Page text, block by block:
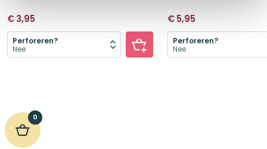
€3,95
Perforeren?
€ 5,95
Perforeren?
0